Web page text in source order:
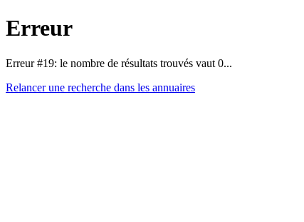
Erreur
Erreur #19: le nombre de résultats trouvés vaut 0...
Relancer une recherche dans les annuaires